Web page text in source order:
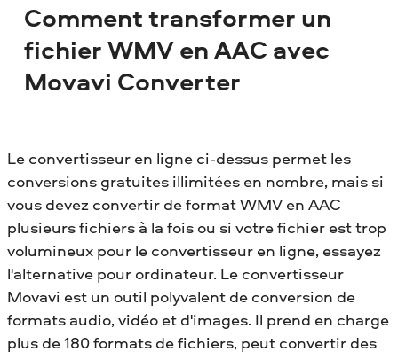
Comment transformer un
fichier WMV en AAC avec
Movavi Converter
Le convertisseur en ligne ci-dessus permet les
conversions gratuites illimitées en nombre, mais si
vous devez convertir de format WMV en AAC
plusieurs fichiers à la fois ou si votre fichier est trop
volumineux pour le convertisseur en ligne, essayez
l'alternative pour ordinateur. Le convertisseur
Movavi est un outil polyvalent de conversion de
formats audio, vidéo et d'images. Il prend en charge
plus de 180 formats de fichiers, peut convertir des